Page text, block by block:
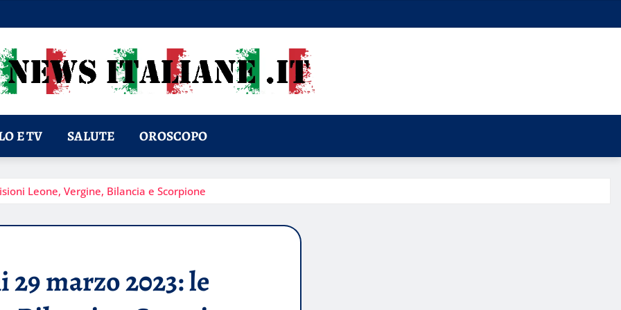
E TV SALUTE OROSCOPO
Leone, Vergine, Bilancia e Scorpione
marzo 2023: le